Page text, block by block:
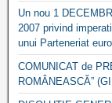
Un nou 1
2007 privind
unui Parteneriat
COMUNICAT de
ROMÂNEASCĂ”